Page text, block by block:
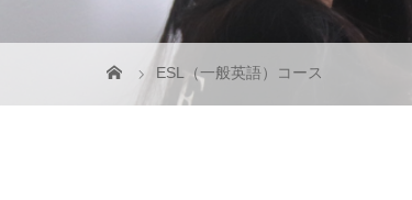
ESL（一般英語）コース